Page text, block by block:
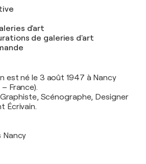
d'art
de galeries d'art
est né le 3 août 1947 à Nancy
France).
Scénographe, Designer
Écrivain.
Nancy